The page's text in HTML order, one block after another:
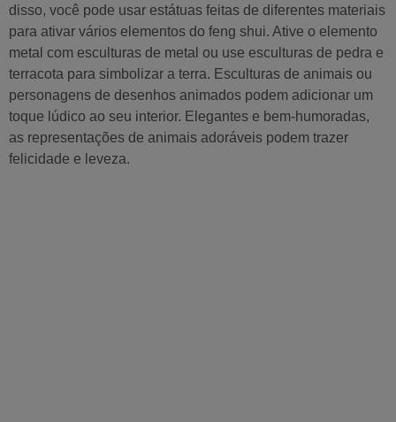
disso, você pode usar estátuas feitas de diferentes materiais
para ativar vários elementos do feng shui. Ative o elemento
metal com esculturas de metal ou use esculturas de pedra e
terracota para simbolizar a terra. Esculturas de animais ou
personagens de desenhos animados podem adicionar um
toque lúdico ao seu interior. Elegantes e bem-humoradas,
as representações de animais adoráveis ​​podem trazer
felicidade e leveza.